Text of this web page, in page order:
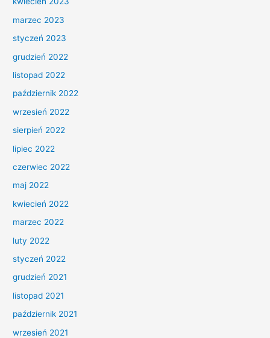
marzec 2023
styczeń 2023
grudzień 2022
listopad 2022
październik 2022
wrzesień 2022
sierpień 2022
lipiec 2022
czerwiec 2022
maj 2022
kwiecień 2022
marzec 2022
luty 2022
styczeń 2022
grudzień 2021
listopad 2021
październik 2021
wrzesień 2021